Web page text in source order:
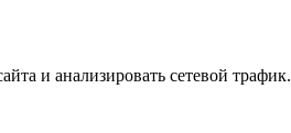
и анализировать сетевой трафик.